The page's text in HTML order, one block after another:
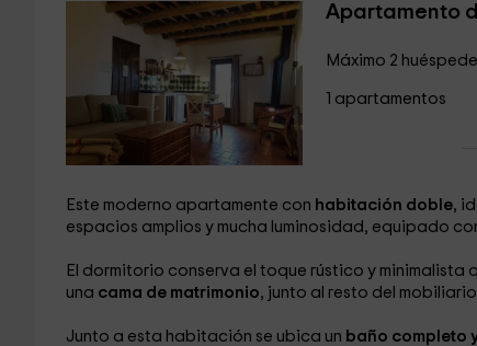
Apartamento
Máximo 2
1 apartamentos
Este moderno apartamente con habitación doble,
espacios amplios y mucha luminosidad, equipado
El dormitorio conserva el toque rústico y
una cama de matrimonio, junto al resto del
Junto a esta habitación se ubica un baño completo